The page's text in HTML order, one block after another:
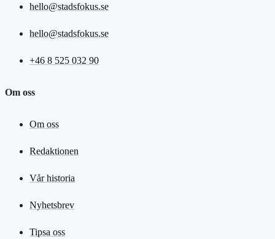
hello@stadsfokus.se
hello@stadsfokus.se
+46 8 525 032 90
Om oss
Om oss
Redaktionen
Vår historia
Nyhetsbrev
Tipsa oss